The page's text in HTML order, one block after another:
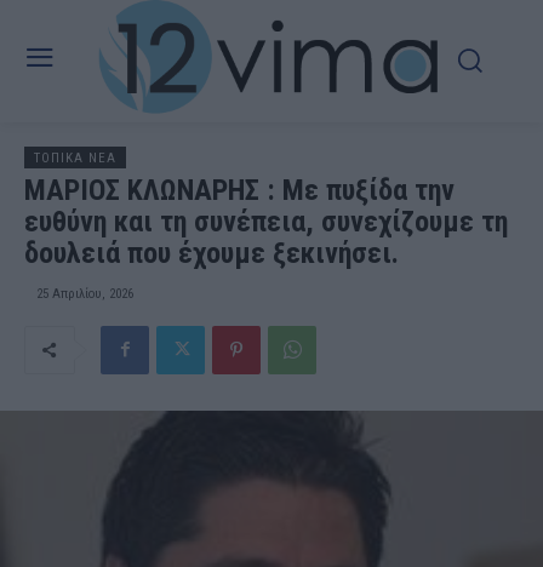
ΤΟΠΙΚΑ ΝΕΑ
ΜΑΡΙΟΣ ΚΛΩΝΑΡΗΣ : Με πυξίδα την
ευθύνη και τη συνέπεια, συνεχίζουμε τη
δουλειά που έχουμε ξεκινήσει.
25 Απριλίου, 2026